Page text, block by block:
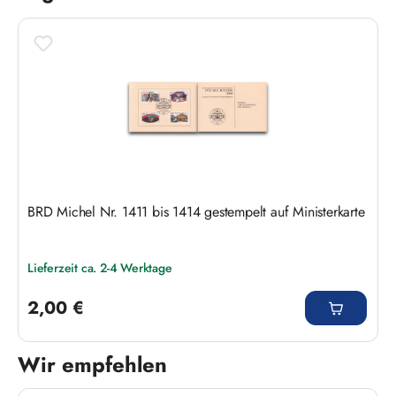
BRD Michel Nr. 1411 bis 1414 gestempelt auf Ministerkarte
Lieferzeit ca. 2-4 Werktage
2,00 €
Wir empfehlen